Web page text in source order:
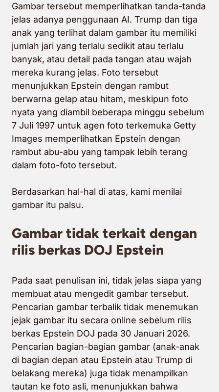
Gambar tersebut memperlihatkan tanda-tanda
jelas adanya penggunaan AI. Trump dan tiga
anak yang terlihat dalam gambar itu memiliki
jumlah jari yang terlalu sedikit atau terlalu
banyak, atau detail pada tangan atau wajah
mereka kurang jelas. Foto tersebut
menunjukkan Epstein dengan rambut
berwarna gelap atau hitam, meskipun foto
nyata yang diambil beberapa minggu sebelum
7 Juli 1997 untuk agen foto terkemuka Getty
Images memperlihatkan Epstein dengan
rambut abu-abu yang tampak lebih terang
dalam foto-foto tersebut.
Berdasarkan hal-hal di atas, kami menilai
gambar itu palsu.
Gambar tidak terkait dengan
rilis berkas DOJ Epstein
Pada saat penulisan ini, tidak jelas siapa yang
membuat atau mengedit gambar tersebut.
Pencarian gambar terbalik tidak menemukan
jejak gambar itu secara online sebelum rilis
berkas Epstein DOJ pada 30 Januari 2026.
Pencarian bagian-bagian gambar (anak-anak
di bagian depan atau Epstein atau Trump di
belakang mereka) juga tidak menampilkan
tautan ke foto asli, menunjukkan bahwa